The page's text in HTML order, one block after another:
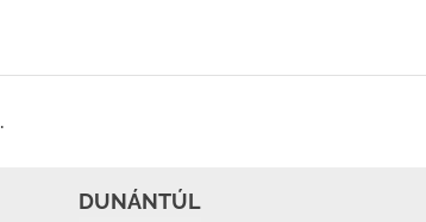
DUNÁNTÚL